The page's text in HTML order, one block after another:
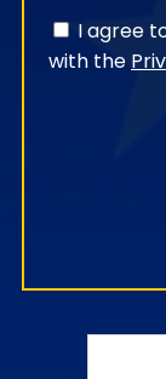
I agree
with the